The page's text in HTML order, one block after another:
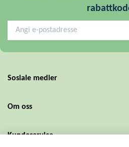
Sosiale medier
Om oss
Kundeservice